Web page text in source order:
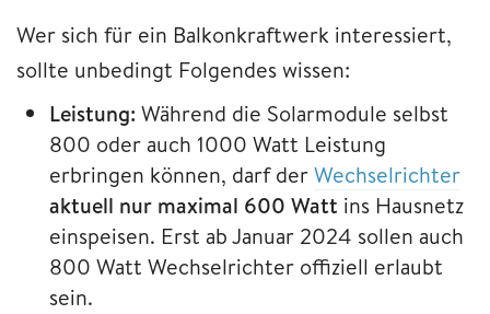
Wer sich für ein Balkonkraftwerk interessiert,
sollte unbedingt Folgendes wissen:
Leistung: Während die Solarmodule selbst
800 oder auch 1000 Watt Leistung
erbringen können, darf derWechselrichter
aktuell nur maximal 600 Watt ins Hausnetz
einspeisen. Erst ab Januar 2024 sollen auch
800 Watt Wechselrichter offiziell erlaubt
sein.